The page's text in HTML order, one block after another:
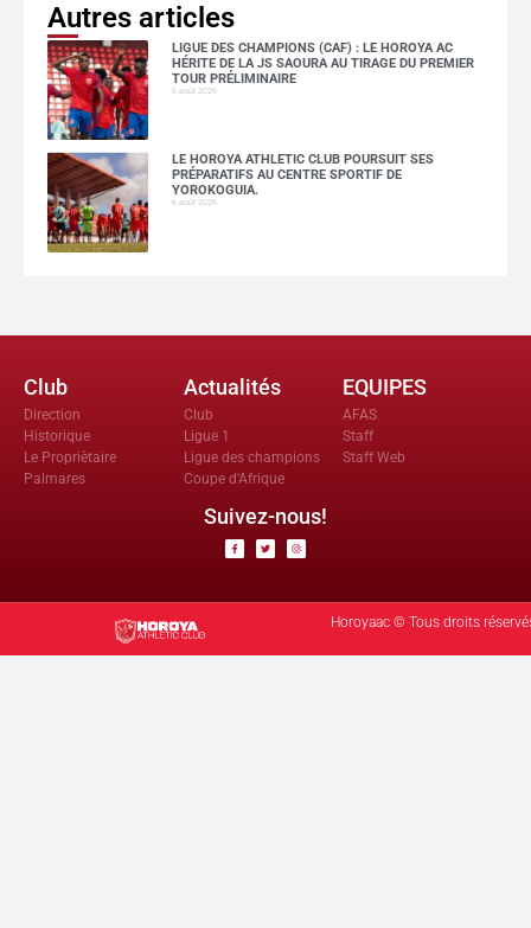
Autres articles
LIGUE DES CHAMPIONS (CAF) : LE HOROYA AC
HÉRITE DE LA JS SAOURA AU TIRAGE DU PREMIER
TOUR PRÉLIMINAIRE
6 août 2026
LE HOROYA ATHLETIC CLUB POURSUIT SES
PRÉPARATIFS AU CENTRE SPORTIF DE
YOROKOGUIA.
6 août 2026
Club
Direction
Historique
Le Propriètaire
Palmares
Actualités
Club
Ligue 1
Ligue des champions
Coupe d'Afrique
EQUIPES
AFAS
Staff
Staff Web
Suivez-nous!
Horoyaac © Tous droits